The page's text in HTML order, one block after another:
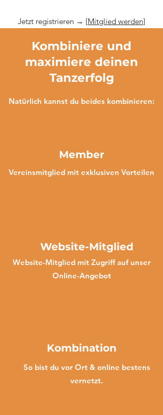
Jetzt registrieren → [Mitglied werden]
Kombiniere und
maximiere deinen
Tanzerfolg
Natürlich kannst du beides kombinieren:
Member
Vereinsmitglied mit exklusiven Vorteilen
Website-Mitglied
Website-Mitglied mit Zugriff auf unser
Online-Angebot
Kombination
So bist du vor Ort & online bestens
vernetzt.